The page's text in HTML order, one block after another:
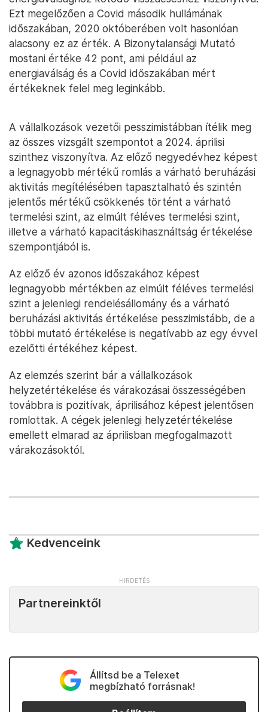
Ezt megelőzően a Covid második hullámának
időszakában, 2020 októberében volt hasonlóan
alacsony ez az érték. A Bizonytalansági Mutató
mostani értéke 42 pont, ami például az
energiaválság és a Covid időszakában mért
értékeknek felel meg leginkább.
A vállalkozások vezetői pesszimistábban ítélik meg
az összes vizsgált szempontot a 2024. áprilisi
szinthez viszonyítva. Az előző negyedévhez képest
a legnagyobb mértékű romlás a várható beruházási
aktivitás megítélésében tapasztalható és szintén
jelentős mértékű csökkenés történt a várható
termelési szint, az elmúlt féléves termelési szint,
illetve a várható kapacitáskihasználtság értékelése
szempontjából is.
Az előző év azonos időszakához képest
legnagyobb mértékben az elmúlt féléves termelési
szint a jelenlegi rendelésállomány és a várható
beruházási aktivitás értékelése pesszimistább, de a
többi mutató értékelése is negatívabb az egy évvel
ezelőtti értékéhez képest.
Az elemzés szerint bár a vállalkozások
helyzetértékelése és várakozásai összességében
továbbra is pozitívak, áprilisához képest jelentősen
romlottak. A cégek jelenlegi helyzetértékelése
emellett elmarad az áprilisban megfogalmazott
várakozásoktól.
Kedvenceink
Partnereinktől
Állítsd be a Telexet
megbízható forrásnak!